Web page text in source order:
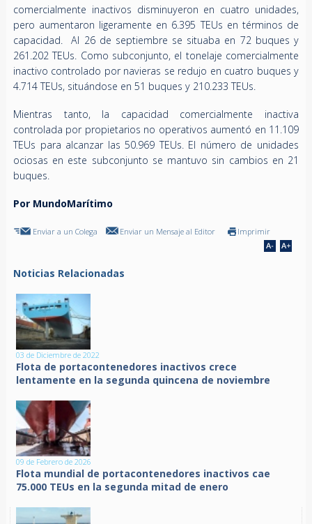
comercialmente inactivos disminuyeron en cuatro unidades,
pero aumentaron ligeramente en 6.395 TEUs en términos de
capacidad. Al 26 de septiembre se situaba en 72 buques y
261.202 TEUs. Como subconjunto, el tonelaje comercialmente
inactivo controlado por navieras se redujo en cuatro buques y
4.714 TEUs, situándose en 51 buques y 210.233 TEUs.
Mientras tanto, la capacidad comercialmente inactiva
controlada por propietarios no operativos aumentó en 11.109
TEUs para alcanzar las 50.969 TEUs. El número de unidades
ociosas en este subconjunto se mantuvo sin cambios en 21
buques.
Por MundoMarítimo
Enviar a un Colega Enviar un Mensaje al Editor Imprimir
Noticias Relacionadas
03 de Diciembre de 2022
Flota de portacontenedores inactivos crece
lentamente en la segunda quincena de noviembre
09 de Febrero de 2026
Flota mundial de portacontenedores inactivos cae
75.000 TEUs en la segunda mitad de enero